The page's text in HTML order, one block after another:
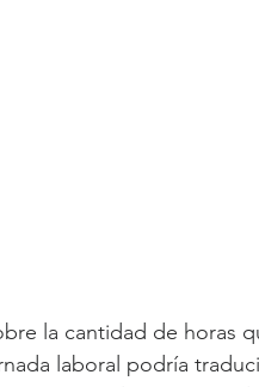
la cantidad de horas
laboral podría